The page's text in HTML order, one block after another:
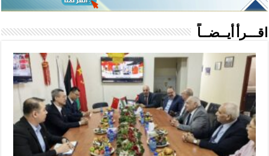
اقـــرأ أيــضــاً